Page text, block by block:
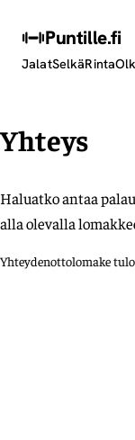
Puntille.fi
JalatSelkäRinta
Yhteys
Haluatko antaa
alla olevalla
Yhteydenottolomake